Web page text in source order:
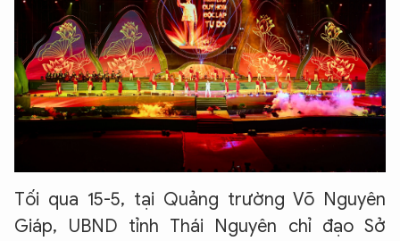
Tối qua 15-5, tại Quảng trường Võ Nguyên
Giáp, UBND tỉnh Thái Nguyên chỉ đạo Sở